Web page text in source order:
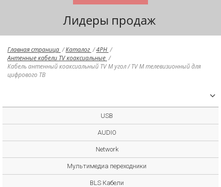
Лидеры продаж
Главная страница /Каталог /4PH /
Антенные кабели TV коаксиальные /
Кабель антенный коаксиальный TV M угол / TV M телевизионный для
цифрового ТВ
USB
AUDIO
Network
Мультимедиа переходники
BLS Кабели